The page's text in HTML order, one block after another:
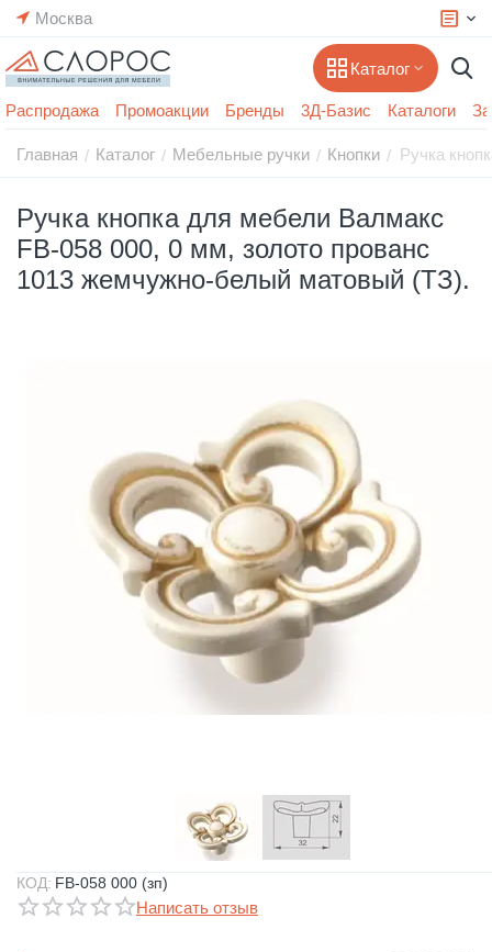
Москва
Каталог
Распродажа Промоакции Бренды 3Д-Базис Каталоги
Главная / Каталог / Мебельные ручки / Кнопки / Ручка
Ручка кнопка для мебели Валмакс
FB-058 000, 0 мм, золото прованс
1013 жемчужно-белый матовый (ТЗ).
КОД: FB-058 000 (зп)
Написать отзыв